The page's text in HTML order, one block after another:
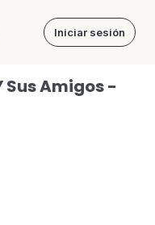
Iniciar sesión
Sus Amigos -